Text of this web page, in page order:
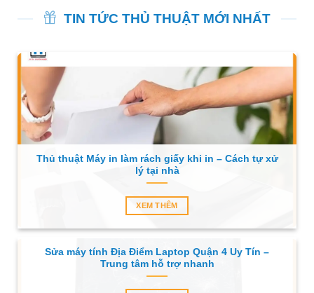
TIN TỨC THỦ THUẬT MỚI NHẤT
Thủ thuật Máy in làm rách giấy khi in – Cách tự xử
lý tại nhà
XEM THÊM
Sửa máy tính Địa Điểm Laptop Quận 4 Uy Tín –
Trung tâm hỗ trợ nhanh